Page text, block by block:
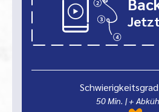
50 Min. | +